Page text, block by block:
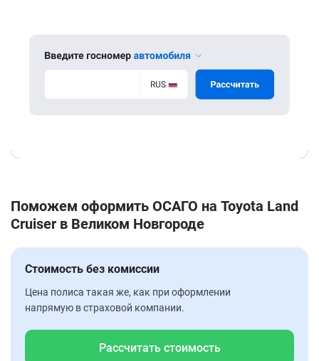
Поможем оформить ОСАГО на Toyota Land
Cruiser в Великом Новгороде
Стоимость без комиссии
Цена полиса такая же, как при оформлении
напрямую в страховой компании.
Рассчитать стоимость